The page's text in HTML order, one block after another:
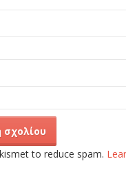
to reduce spam.